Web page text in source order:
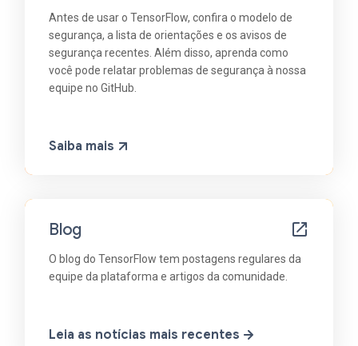
Antes de usar o TensorFlow, confira o modelo de
segurança, a lista de orientações e os avisos de
segurança recentes. Além disso, aprenda como
você pode relatar problemas de segurança à nossa
equipe no GitHub.
Saiba mais
Blog
O blog do TensorFlow tem postagens regulares da
equipe da plataforma e artigos da comunidade.
Leia as notícias mais recentes